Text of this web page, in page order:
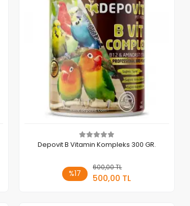
Depovit B Vitamin Kompleks 300 GR.
%17
600,00 TL
500,00 TL
Sepete Ekle